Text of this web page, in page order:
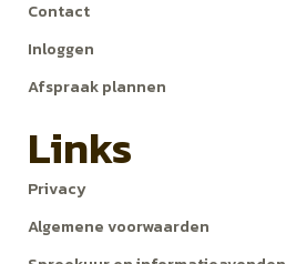
Contact
Inloggen
Afspraak plannen
Links
Privacy
Algemene voorwaarden